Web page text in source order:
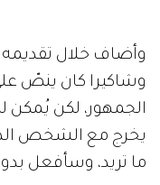
وأضاف خلال تقديمه
وشاكيرا كان ينصّ
الجمهور، لكن
يخرج مع الشخص
ما تريد، وسأفعل